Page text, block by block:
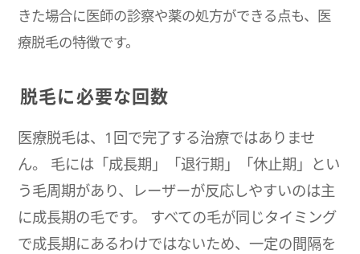
きた場合に医師の診察や薬の処方ができる点も、医
療脱毛の特徴です。
脱毛に必要な回数
医療脱毛は、1回で完了する治療ではありませ
ん。 毛には「成長期」「退行期」「休止期」とい
う毛周期があり、レーザーが反応しやすいのは主
に成長期の毛です。 すべての毛が同じタイミング
で成長期にあるわけではないため、一定の間隔を